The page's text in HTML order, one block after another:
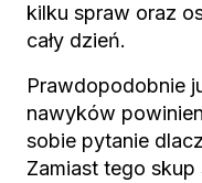
kilku spraw oraz
cały dzień.
Prawdopodobnie
nawyków
sobie pytanie
Zamiast tego